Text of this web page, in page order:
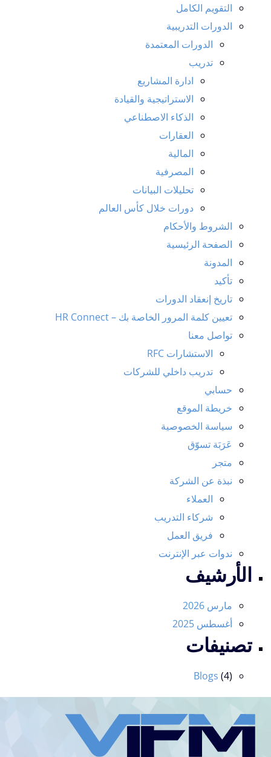
التقويم الكامل
الدورات التدريبية
الدورات المعتمدة
تدريب
ادارة المشاريع
الاستراتيجية والقيادة
الذكاء الاصطناعي
العقارات
المالية
المصرفية
تحليلات البيانات
دورات خلال كأس العالم
الشروط والأحكام
الصفحة الرئيسية
المدونة
تأكيد
تاريخ إنعقاد الدورات
تعيين كلمة المرور الخاصة بك – HR Connect
تواصل معنا
الاستشارات RFC
تدريب داخلي للشركات
حسابي
خريطة الموقع
سياسة الخصوصية
عَرَبَة تسوّق
متجر
نبذة عن الشركة
العملاء
شركاء التدريب
فريق العمل
ندوات عبر الإنترنت
الأرشيف
مارس 2026
أغسطس 2025
تصنيفات
Blogs (4)